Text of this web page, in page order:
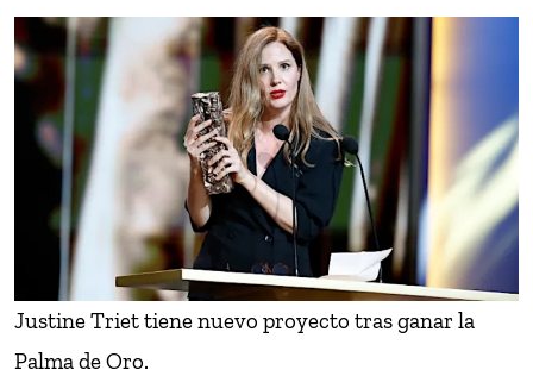
Justine Triet tiene nuevo proyecto tras ganar la
Palma de Oro.